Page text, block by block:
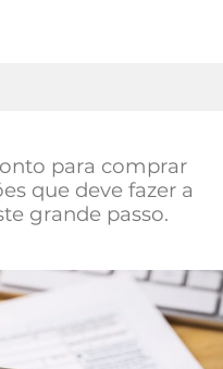
para comprar
que deve fazer a
grande passo.